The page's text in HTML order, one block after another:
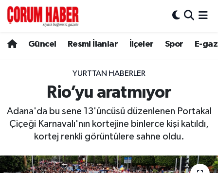
Güncel Resmi İlanlar İlçeler Spor E-
YURTTAN HABERLER
Rio’yu aratmıyor
Adana'da bu sene 13'üncüsü düzenlenen Portakal
Çiçeği Karnavalı'nın kortejine binlerce kişi katıldı,
kortej renkli görüntülere sahne oldu.
Spor
Resmi İlanlar
Alaca
Bayat
Boğazkale
Hava Durumu
Çorum Namaz Vakitleri
Trafik Durumu
Süper Lig Puan Durumu ve Fikstür
Tüm Manşetler